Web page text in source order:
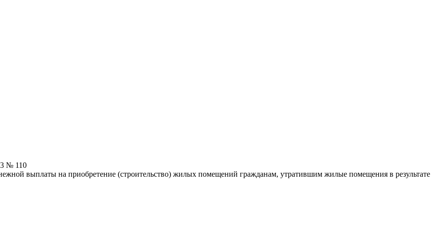
№ 110
выплаты на приобретение (строительство) жилых помещений гражданам, утратившим жилые помещения в результате